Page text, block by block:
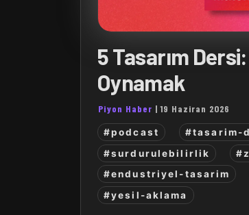
5 Tasarım
Oynamak
Piyon Haber |19 Haziran 2026
#podcast
#tasarim-
#surdurulebilirlik
#endustriyel-tasarim
#yesil-aklama